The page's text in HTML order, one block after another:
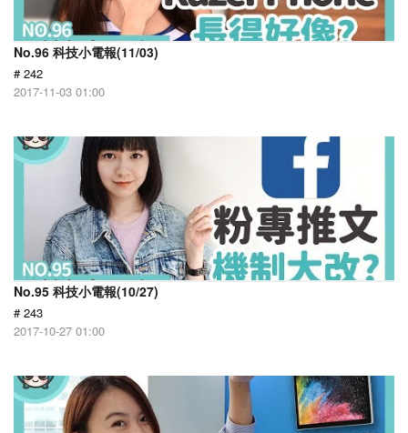
No.96 科技小電報(11/03)
# 242
2017-11-03 01:00
No.95 科技小電報(10/27)
# 243
2017-10-27 01:00